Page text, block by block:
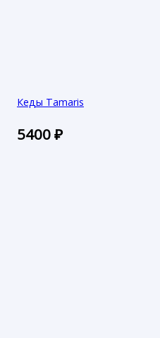
Кеды Tamaris
5400₽